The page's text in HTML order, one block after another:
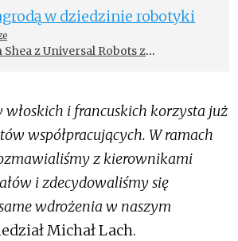
z Universal Robots z
włoskich i francuskich korzysta już
współpracujących. W ramach
z kierownikami
i zdecydowaliśmy się
wdrożenia w naszym
Michał Lach.